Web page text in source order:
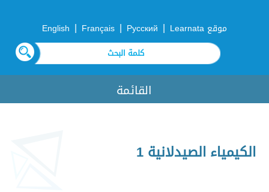
موقع Learnata |
Русский
|
Français
|
English
القائمة
الكيمياء الصيدلانية 1